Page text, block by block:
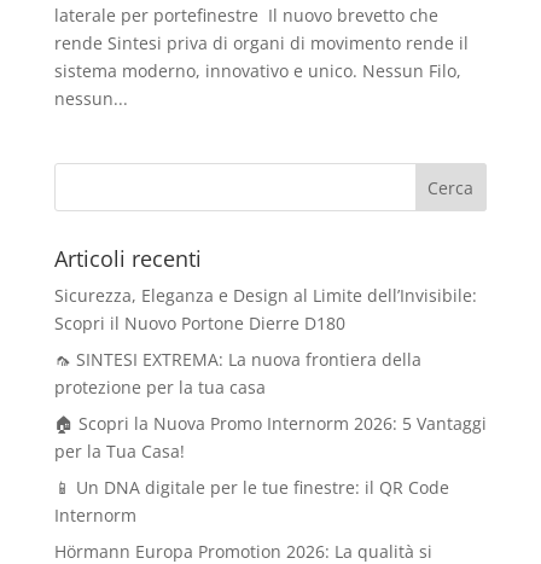
laterale per portefinestre Il nuovo brevetto che
rende Sintesi priva di organi di movimento rende il
sistema moderno, innovativo e unico. Nessun Filo,
nessun...
Articoli recenti
Sicurezza, Eleganza e Design al Limite dell’Invisibile:
Scopri il Nuovo Portone Dierre D180
🦟 SINTESI EXTREMA: La nuova frontiera della
protezione per la tua casa
🏠 Scopri la Nuova Promo Internorm 2026: 5 Vantaggi
per la Tua Casa!
📱 Un DNA digitale per le tue finestre: il QR Code
Internorm
Hörmann Europa Promotion 2026: La qualità si